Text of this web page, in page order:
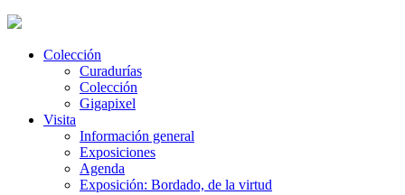
Colección
Curadurías
Colección
Gigapixel
Visita
Información general
Exposiciones
Agenda
Exposición: Bordado, de la virtud